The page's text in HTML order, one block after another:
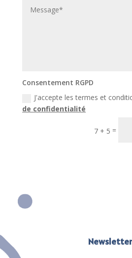
Consentement RGPD
J'accepte les termes et
de confidentialité
7 + 5 =
Newsletter